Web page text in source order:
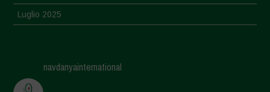
Luglio 2025
Aprile 2025
navdanyainternational